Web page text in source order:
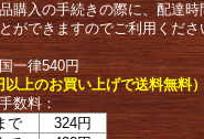
購入の手続きの際に、配達
ができますのでご利用くださ
一律540円
以上のお買い上げで送料無料
数料：
で
324円